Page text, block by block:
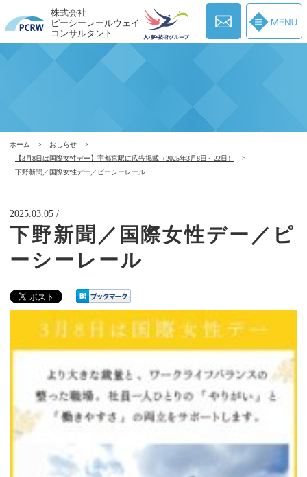
株式会社
ピーシーレールウェイ
コンサルタント
ホーム > おしらせ
>
【3月8日は国際女性デー】宇都宮駅に広告掲載（2025年3月8日～22日）
>
下野新聞／国際女性デー／ピーシーレール
2025.03.05 /
下野新聞／国際女性デー／ピ
ーシーレール